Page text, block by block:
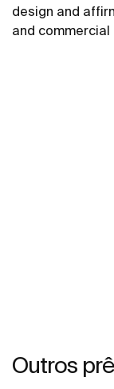
design and
and commercial
Outros